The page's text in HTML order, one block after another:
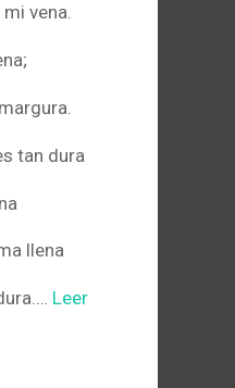
vena.
tan dura
llena
Leer